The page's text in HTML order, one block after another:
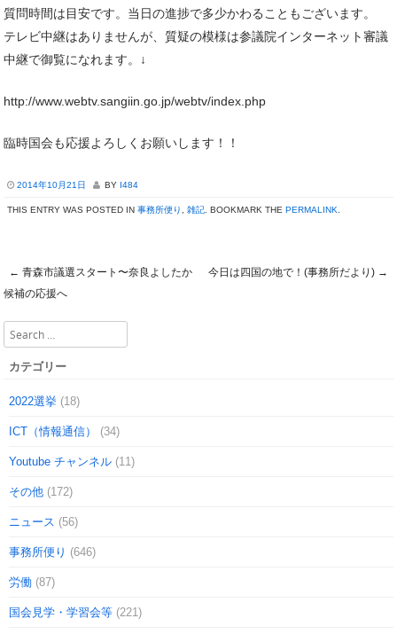
質問時間は目安です。当日の進捗で多少かわることもございます。
テレビ中継はありませんが、質疑の模様は参議院インターネット審議
中継で御覧になれます。↓
http://www.webtv.sangiin.go.jp/webtv/index.php
臨時国会も応援よろしくお願いします！！
2014年10月21日 BY I484
THIS ENTRY WAS POSTED IN 事務所便り 雑記 . BOOKMARK THE PERMALINK
Post navigation
← 青森市議選スタート〜奈良よしたか
候補の応援へ
今日は四国の地で！(事務所だより) →
Search
カテゴリー
2022選挙 (18)
ICT（情報通信） (34)
Youtube チャンネル (11)
その他 (172)
ニュース (56)
事務所便り (646)
労働 (87)
国会見学・学習会等 (221)